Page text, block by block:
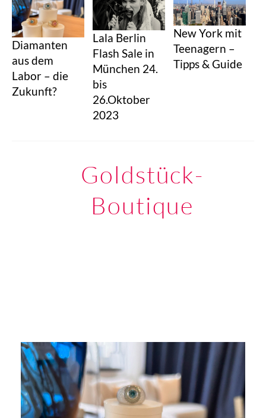
Diamanten
aus dem
Labor – die
Zukunft?
Lala Berlin
Flash Sale in
München 24.
bis
26.Oktober
2023
New York mit
Teenagern –
Tipps & Guide
Goldstück-
Boutique